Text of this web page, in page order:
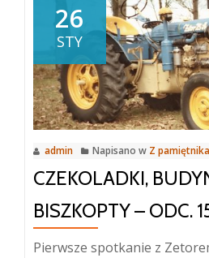
26
STY
admin Napisano w Z
CZEKOLADKI,
BISZKOPTY – ODC.
Pierwsze spotkanie z